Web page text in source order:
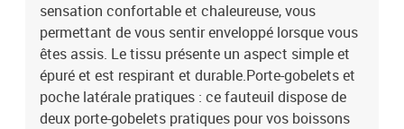
sensation confortable et chaleureuse, vous
permettant de vous sentir enveloppé lorsque vous
êtes assis. Le tissu présente un aspect simple et
épuré et est respirant et durable.Porte-gobelets et
poche latérale pratiques : ce fauteuil dispose de
deux porte-gobelets pratiques pour vos boissons